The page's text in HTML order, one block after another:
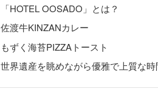
「HOTEL OOSADO」とは？
佐渡牛KINZANカレー
もずく海苔PIZZAトースト
世界遺産を眺めながら優雅で上質な